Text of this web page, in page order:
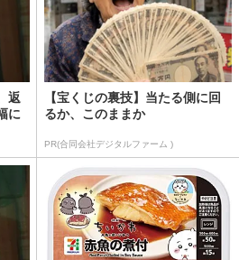
返
に
【宝くじの裏技】当たる側に回
るか、このままか
PR(合同会社デジタルファーム )